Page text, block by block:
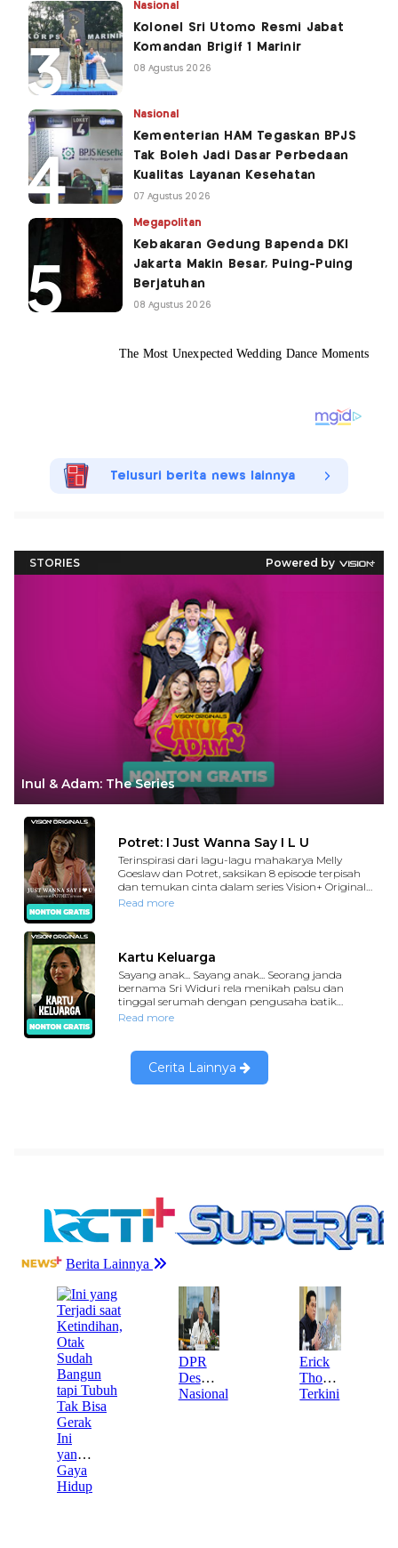
Nasional
Kolonel Sri Utomo Resmi Jabat
Komandan Brigif 1 Marinir
08 Agustus 2026
Nasional
Kementerian HAM Tegaskan BPJS
Tak Boleh Jadi Dasar Perbedaan
Kualitas Layanan Kesehatan
07 Agustus 2026
Megapolitan
Kebakaran Gedung Bapenda DKI
Jakarta Makin Besar, Puing-Puing
Berjatuhan
08 Agustus 2026
Telusuri berita news lainnya